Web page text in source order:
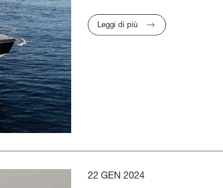
Leggi di più
22 GEN 2024